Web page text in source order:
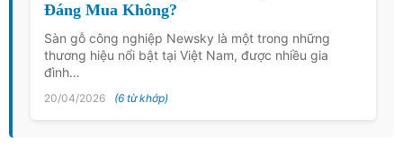
Đáng Mua Không?
Sàn gỗ công nghiệp Newsky là một trong những
thương hiệu nổi bật tại Việt Nam, được nhiều gia
đình…
20/04/2026 (6 từ khớp)